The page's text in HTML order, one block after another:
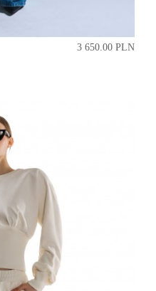
3 650.00 PLN